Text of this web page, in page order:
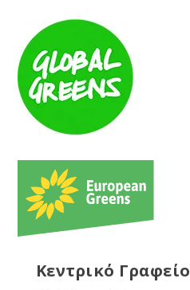
Κεντρικό Γραφείο